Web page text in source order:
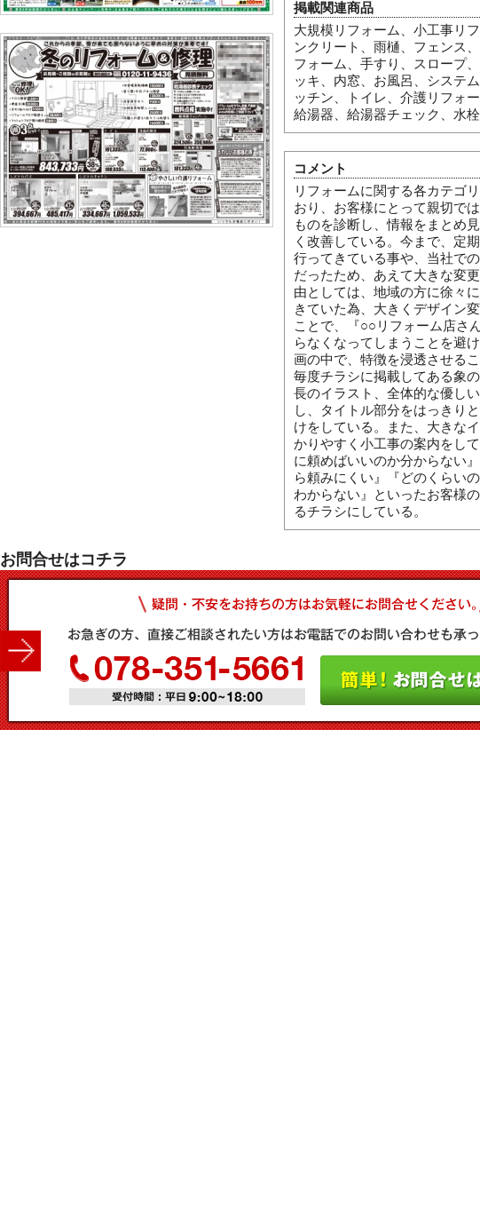
掲載関連商品
大規模リフォーム、小工事リ
ンクリート、雨樋、フェンス
フォーム、手すり、スロープ
ッキ、内窓、お風呂、システ
ッチン、トイレ、介護リフォ
給湯器、給湯器チェック、水
コメント
リフォームに関する各カテゴ
おり、お客様にとって親切で
ものを診断し、情報をまとめ
く改善している。今まで、定
行ってきている事や、当社で
だったため、あえて大きな変
由としては、地域の方に徐々
きていた為、大きくデザイン
ことで、『○○リフォーム店さ
らなくなってしまうことを避
画の中で、特徴を浸透させる
毎度チラシに掲載してある象
長のイラスト、全体的な優し
し、タイトル部分をはっきり
けをしている。また、大きな
かりやすく小工事の案内をし
に頼めばいいのか分からない
ら頼みにくい』『どのくらい
わからない』といったお客様
るチラシにしている。
お問合せはコチラ